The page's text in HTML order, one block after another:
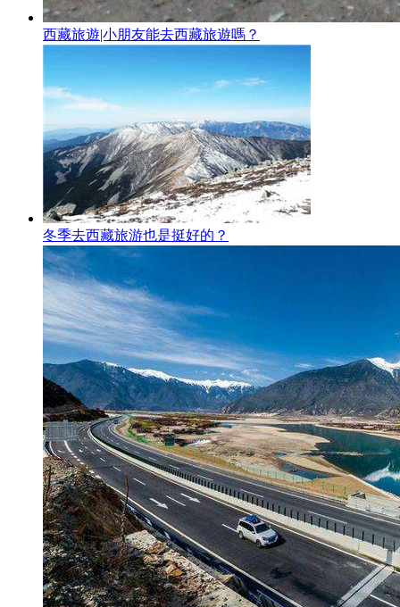
西藏旅遊|小朋友能去西藏旅遊嗎？
冬季去西藏旅游也是挺好的？